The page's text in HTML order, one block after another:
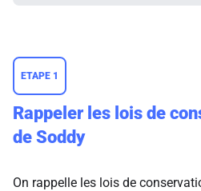
ETAPE 1
Rappeler les lois de
de Soddy
On rappelle les lois de